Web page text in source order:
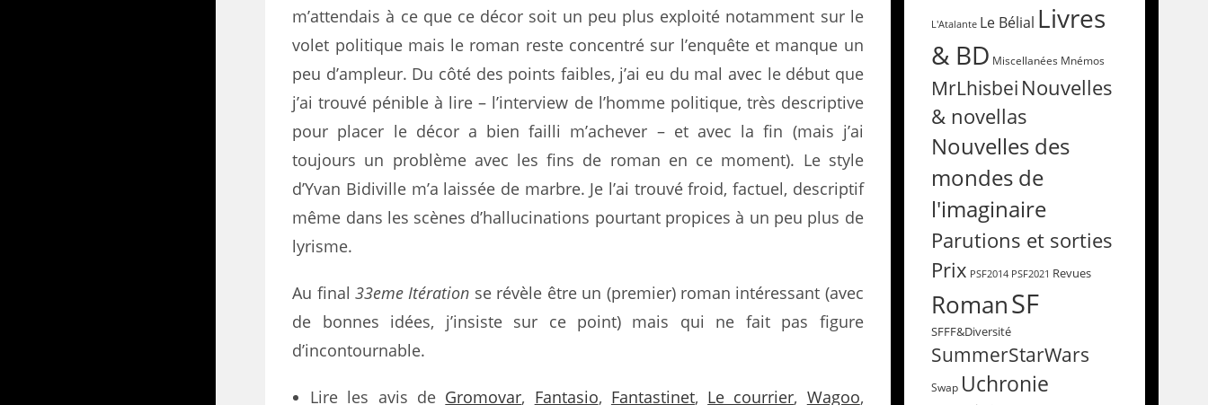
m’attendais à ce que ce décor soit un peu plus exploité notamment sur le
volet politique mais le roman reste concentré sur l’enquête et manque un
peu d’ampleur. Du côté des points faibles, j’ai eu du mal avec le début que
j’ai trouvé pénible à lire – l’interview de l’homme politique, très descriptive
pour placer le décor a bien failli m’achever – et avec la fin (mais j’ai
toujours un problème avec les fins de roman en ce moment). Le style
d’Yvan Bidiville m’a laissée de marbre. Je l’ai trouvé froid, factuel, descriptif
même dans les scènes d’hallucinations pourtant propices à un peu plus de
lyrisme.
Au final33eme Itération se révèle être un (premier) roman intéressant (avec
de bonnes idées, j’insiste sur ce point) mais qui ne fait pas figure
d’incontournable.
Lire les avis de Gromovar, Fantasio, Fantastinet, Le courrier, Wagoo,
L'Atalante Le Bélial Livres
& BD Miscellanées Mnémos
MrLhisbei Nouvelles
& novellas
Nouvelles des
mondes de
l'imaginaire
Parutions et sorties
Prix PSF2014 PSF2021 Revues
RomanSF
SFFF&Diversité
SummerStarWars
Swap Uchronie